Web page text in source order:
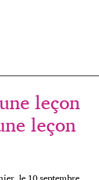
leçon
leçon